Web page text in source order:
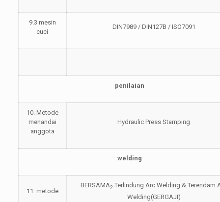
9.3 mesin
cuci
DIN7989 / DIN127B / ISO7091
penilaian
10. Metode
menandai
anggota
Hydraulic Press Stamping
welding
11. metode
BERSAMA2 Terlindung Arc Welding & Terendam
Welding(GERGAJI)